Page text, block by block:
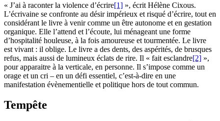
« J’ai à raconter la violence d’écrire[1] », écrit Hélène Cixous.
L’écrivaine se confronte au désir impérieux et risqué d’écrire, tout en
considérant le livre à venir comme un être autonome et en gestation
organique. Elle l’attend et l’écoute, lui ménageant une forme
d’hospitalité houleuse, à la fois amoureuse et tourmentée. Le livre
est vivant : il oblige. Le livre a des dents, des aspérités, de brusques
refus, mais aussi de lumineux éclats de rire. Il « fait esclandre[2] »,
pour apparaitre à la verticale, en personne. Il s’impose comme un
orage et un cri – en un défi essentiel, c’est-à-dire en une
manifestation évènementielle et politique hors de tout commun.
Tempête